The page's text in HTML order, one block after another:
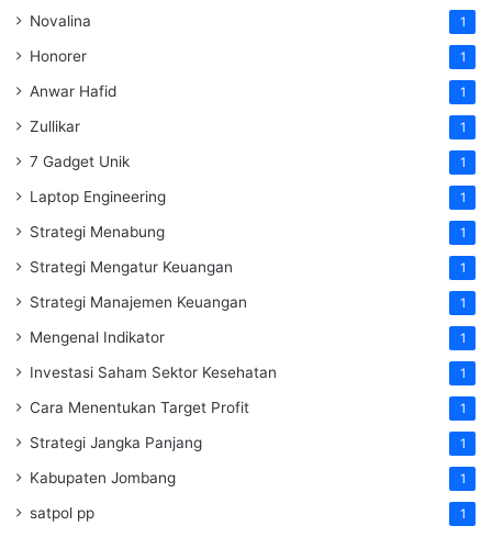
Novalina 1
Honorer 1
Anwar Hafid 1
Zullikar 1
7 Gadget Unik 1
Laptop Engineering 1
Strategi Menabung 1
Strategi Mengatur Keuangan 1
Strategi Manajemen Keuangan 1
Mengenal Indikator 1
Investasi Saham Sektor Kesehatan 1
Cara Menentukan Target Profit 1
Strategi Jangka Panjang 1
Kabupaten Jombang 1
satpol pp 1